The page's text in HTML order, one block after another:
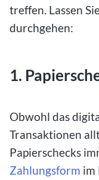
treffen. Lassen
durchgehen:
1.
Obwohl das
Transaktionen
Papierschecks
Zahlungsform im